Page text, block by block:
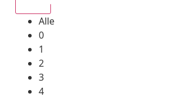
Alle
0
1
2
3
4